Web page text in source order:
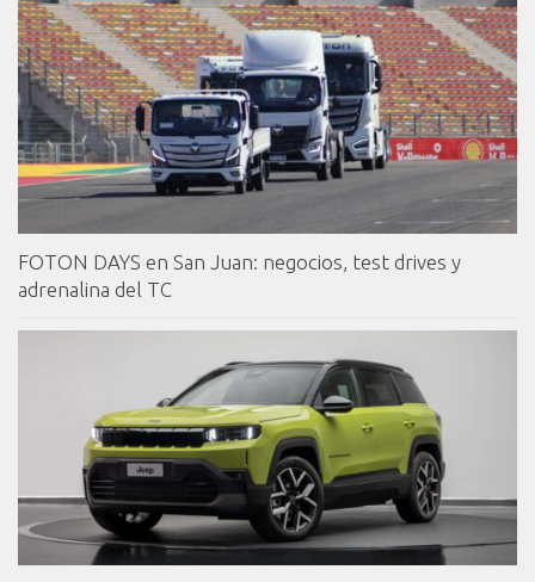
FOTON DAYS en San Juan: negocios, test drives y
adrenalina del TC